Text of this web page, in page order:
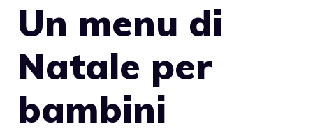
Un menu di
Natale per
bambini